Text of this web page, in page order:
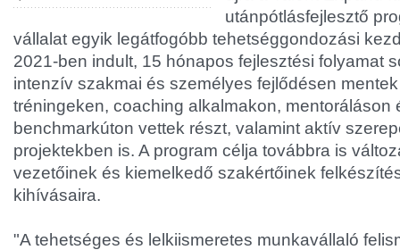
utánpótlásfejlesztő
vállalat egyik legátfogóbb tehetséggondozási
2021-ben indult, 15 hónapos fejlesztési folyamat
intenzív szakmai és személyes fejlődésen
tréningeken, coaching alkalmakon, mentoráláson
benchmarkúton vettek részt, valamint aktív
projektekben is. A program célja továbbra is
vezetőinek és kiemelkedő szakértőinek
kihívásaira.
"A tehetséges és lelkiismeretes munkavállaló